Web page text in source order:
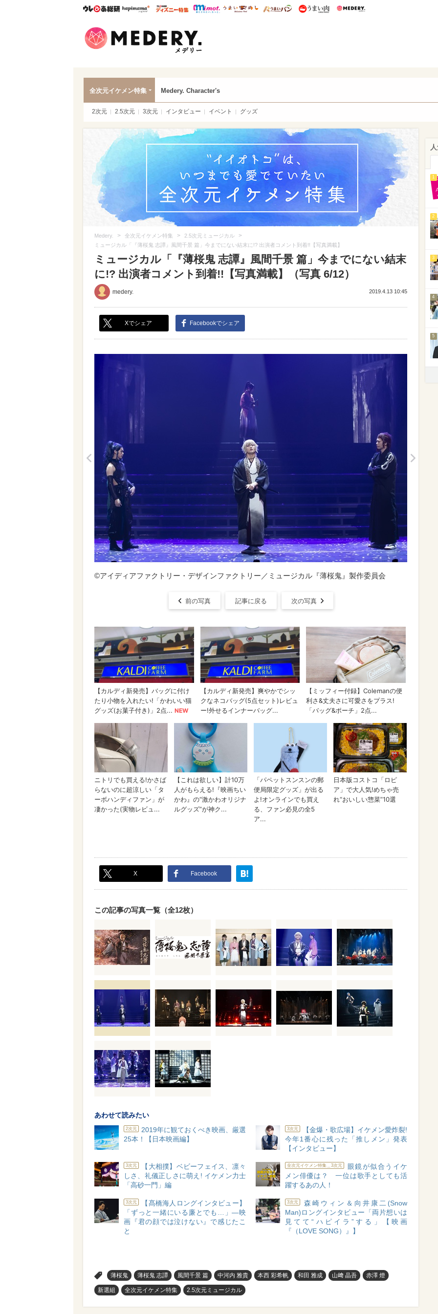
ウレぴあ総研ハピママ* ウレぴあ総研 ディズニー特集
mimot. うまいめし うまいパン うまい肉
全次元イケメン特集 Medery. Character's
2次元 2.5次元 3次元 インタビュー イベント グッズ
Medery. > 全次元イケメン特集 > 2.5次元ミュージカル >
ミュージカル「『薄桜鬼 志譚』風間千景 篇」今までにない結末に!? 出演者コメント到着!!【写真満載】
ミュージカル「『薄桜鬼 志譚』風間千景 篇」今までにない結末
に!? 出演者コメント到着!!【写真満載】（写真 6/12）
medery. 2019.4.13 10:45
Xでシェア Facebookでシェア
©アイディアファクトリー・デザインファクトリー／ミュージカル『薄桜鬼』製作委員会
前の写真 記事に戻る 次の写真
X Facebook
この記事の写真一覧（全12枚）
あわせて読みたい
2次元
2019年に観ておくべき映画、厳選
25本！【日本映画編】
3次元
【金爆・歌広場】イケメン愛炸裂!
今年1番心に残った「推しメン」発表
【インタビュー】
3次元
【大相撲】ベビーフェイス、凛々
しさ、礼儀正しさに萌え! イケメン力士
「高砂一門」編
全次元イケメン特集＿3次元
眼鏡が似合うイケ
メン俳優は？ 一位は歌手としても活
躍するあの人！
3次元
【髙橋海人ロングインタビュー】
「ずっと一緒にいる廉とでも…」―映
画『君の顔では泣けない』で感じたこ
と
3次元
森崎ウィン＆向井康二(Snow
Man)ロングインタビュー「両片想いは
見てて“ハピイラ”する」【映画
『（LOVE SONG）』】
薄桜鬼 薄桜鬼 志譚 風間千景 篇 中河内 雅貴 本西 彩希帆 和田 雅成 山﨑 晶吾 赤澤 燈
新選組 全次元イケメン特集 2.5次元ミュージカル
1
2
3
4
5